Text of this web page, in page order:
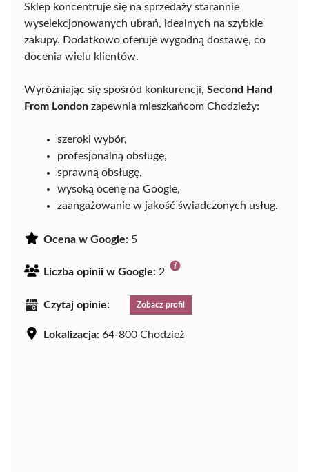
Sklep koncentruje się na sprzedaży starannie
wyselekcjonowanych ubrań, idealnych na szybkie
zakupy. Dodatkowo oferuje wygodną dostawę, co
docenia wielu klientów.
Wyróżniając się spośród konkurencji, Second Hand
From London zapewnia mieszkańcom Chodzieży:
szeroki wybór,
profesjonalną obsługę,
sprawną obsługę,
wysoką ocenę na Google,
zaangażowanie w jakość świadczonych usług.
Ocena w Google: 5
Liczba opinii w Google: 2
Czytaj opinie: Zobacz profil
Lokalizacja: 64-800 Chodzież